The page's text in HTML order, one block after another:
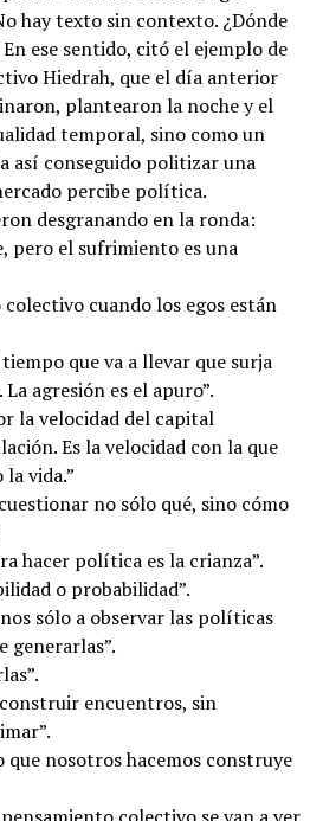
hay texto sin contexto. ¿Dónde
ese sentido, citó el ejemplo de
Hiedrah, que el día anterior
plantearon la noche y el
temporal, sino como un
así conseguido politizar una
percibe política.
desgranando en la ronda:
pero el sufrimiento es una
cuando los egos están
que va a llevar que surja
agresión es el apuro”.
la velocidad del capital
Es la velocidad con la que
vida.”
no sólo qué, sino cómo
hacer política es la crianza”.
o probabilidad”.
sólo a observar las políticas
generarlas”.
encuentros, sin
que nosotros hacemos construye